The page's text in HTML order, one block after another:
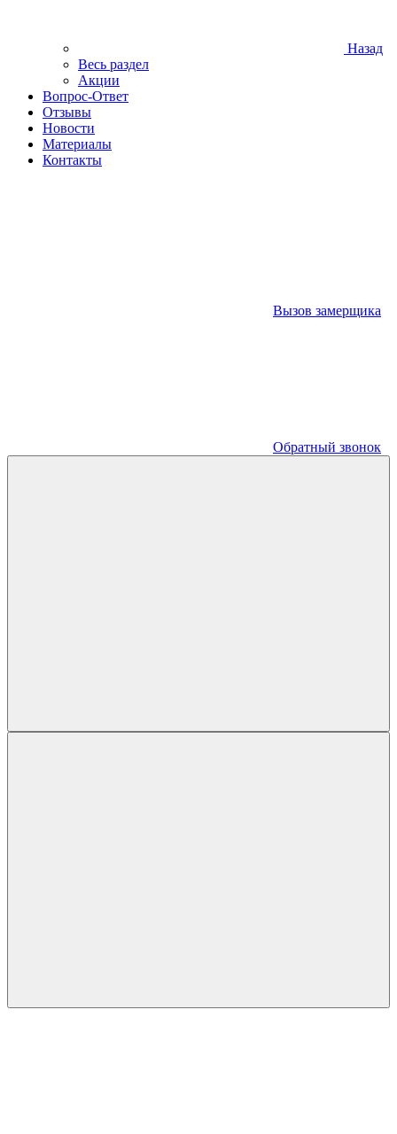
Назад
Весь раздел
Акции
Вопрос-Ответ
Отзывы
Новости
Материалы
Контакты
Вызов замерщика
Обратный звонок